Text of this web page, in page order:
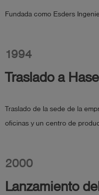
shield
Fundada como Esders
1994
Traslado a
Traslado de la sede de la
oficinas y un centro de
2000
Lanzamiento